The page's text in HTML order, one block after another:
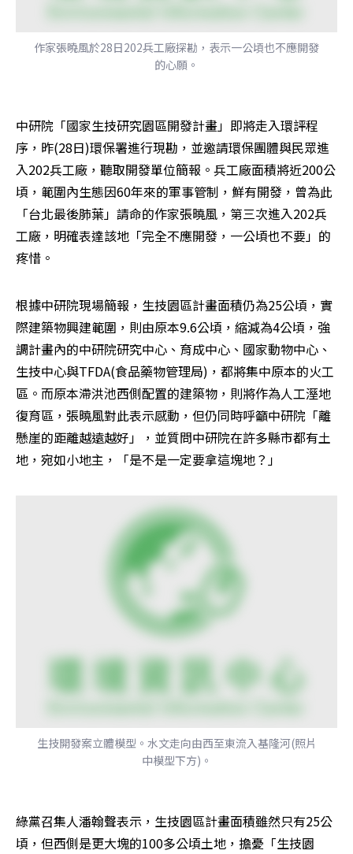
作家張曉風於28日202兵工廠探勘，表示一公頃也不應開發
的心願。
中研院「國家生技研究園區開發計畫」即將走入環評程
序，昨(28日)環保署進行現勘，並邀請環保團體與民眾進
入202兵工廠，聽取開發單位簡報。兵工廠面積將近200公
頃，範圍內生態因60年來的軍事管制，鮮有開發，曾為此
「台北最後肺葉」請命的作家張曉風，第三次進入202兵
工廠，明確表達該地「完全不應開發，一公頃也不要」的
疼惜。
根據中研院現場簡報，生技園區計畫面積仍為25公頃，實
際建築物興建範圍，則由原本9.6公頃，縮減為4公頃，強
調計畫內的中研院研究中心、育成中心、國家動物中心、
生技中心與TFDA(食品藥物管理局)，都將集中原本的火工
區。而原本滯洪池西側配置的建築物，則將作為人工溼地
復育區，張曉風對此表示感動，但仍同時呼籲中研院「離
懸崖的距離越遠越好」，並質問中研院在許多縣市都有土
地，宛如小地主，「是不是一定要拿這塊地？」
生技開發案立體模型。水文走向由西至東流入基隆河(照片
中模型下方)。
綠黨召集人潘翰聲表示，生技園區計畫面積雖然只有25公
頃，但西側是更大塊的100多公頃土地，擔憂「生技園